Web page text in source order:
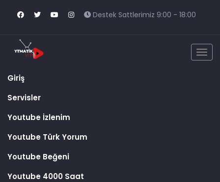
Destek Sattlerimiz 9:00 - 18:00
Giriş
Servisler
Youtube İzlenim
Youtube Türk Yorum
Youtube Beğeni
Youtube 4000 Saat